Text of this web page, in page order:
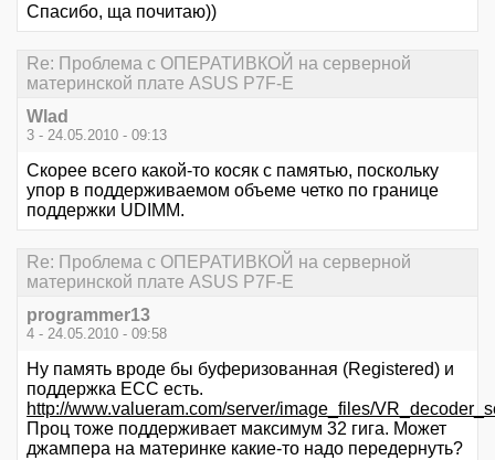
Спасибо, ща почитаю))
Re: Проблема с ОПЕРАТИВКОЙ на серверной
материнской плате ASUS P7F-E
Wlad
3 - 24.05.2010 - 09:13
Скорее всего какой-то косяк с памятью, поскольку
упор в поддерживаемом объеме четко по границе
поддержки UDIMM.
Re: Проблема с ОПЕРАТИВКОЙ на серверной
материнской плате ASUS P7F-E
programmer13
4 - 24.05.2010 - 09:58
Ну память вроде бы буферизованная (Registered) и
поддержка ECC есть.
http://www.valueram.com/server/image_files/
Проц тоже поддерживает максимум 32 гига. Может
джампера на материнке какие-то надо передернуть?